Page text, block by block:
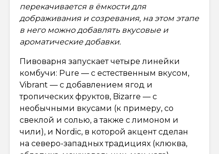
перекачивается в ёмкости для
дображивания и созревания, на этом этапе
в него можно добавлять вкусовые и
ароматические добавки.
Пивоварня запускает четыре линейки
комбучи: Pure — с естественным вкусом,
Vibrant — с добавлением ягод и
тропических фруктов, Bizarre — с
необычными вкусами (к примеру, со
свеклой и солью, а также c лимоном и
чили), и Nordic, в которой акцент сделан
на северо-западных традициях (клюква,